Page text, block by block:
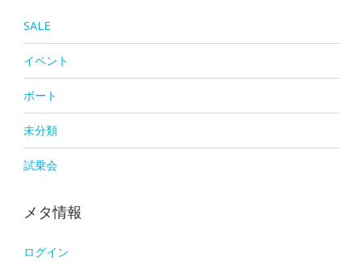
SALE
イベント
ボート
未分類
試乗会
メタ情報
ログイン